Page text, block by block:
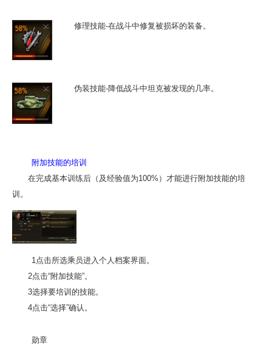
修理技能-在战斗中修复被损坏的装备。
伪装技能-降低战斗中坦克被发现的几率。
附加技能的培训
在完成基本训练后（及经验值为100%）才能进行附加技能的培
训。
1点击所选乘员进入个人档案界面。
2点击“附加技能”。
3选择要培训的技能。
4点击“选择”确认。
勋章